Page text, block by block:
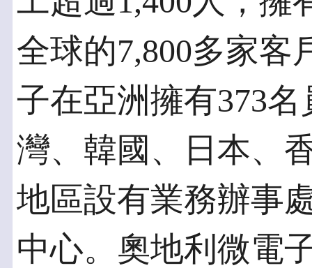
全球的7,800多家客
子在亞洲擁有373
灣、韓國、日本、
地區設有業務辦事
中心。奧地利微電